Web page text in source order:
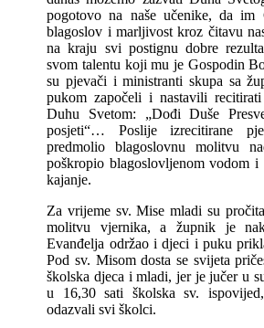
pogotovo na naše učenike, da im
blagoslov i marljivost kroz čitavu
na kraju svi postignu dobre
svom talentu koji mu je Gospodin
su pjevači i ministranti skupa sa
pukom započeli i nastavili recitirati
Duhu Svetom: „Dođi Duše
posjeti“… Poslije izrecitirane
predmolio blagoslovnu molitvu
poškropio blagoslovljenom vodom i
kajanje.
Za vrijeme sv. Mise mladi su
molitvu vjernika, a župnik je
Evanđelja održao i djeci i puku
Pod sv. Misom dosta se svijeta
školska djeca i mladi, jer je jučer u
u 16,30 sati školska sv.
odazvali svi školci.